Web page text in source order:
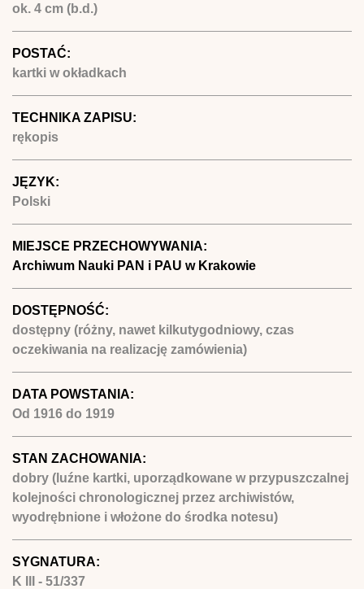
ok. 4 cm (b.d.)
POSTAĆ:
kartki w okładkach
TECHNIKA ZAPISU:
rękopis
JĘZYK:
Polski
MIEJSCE PRZECHOWYWANIA:
Archiwum Nauki PAN i PAU w Krakowie
DOSTĘPNOŚĆ:
dostępny (różny, nawet kilkutygodniowy, czas
oczekiwania na realizację zamówienia)
DATA POWSTANIA:
Od 1916 do 1919
STAN ZACHOWANIA:
dobry (luźne kartki, uporządkowane w przypuszczalnej
kolejności chronologicznej przez archiwistów,
wyodrębnione i włożone do środka notesu)
SYGNATURA:
K III - 51/337